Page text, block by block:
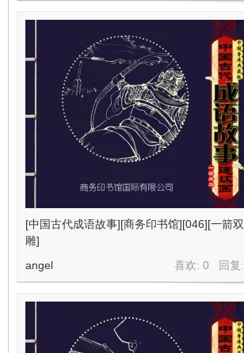
[中国古代成语故事][商务印书馆][046][一箭双
雕]
喜欢: 0 回复:
angel